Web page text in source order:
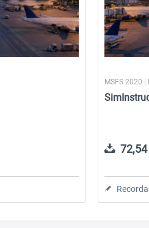
MSFS 2020 |